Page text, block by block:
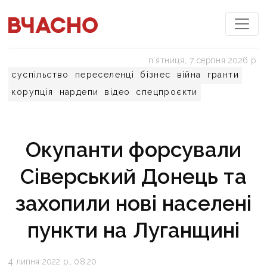
суспільство переселенці бізнес війна
гранти
корупція
нардепи відео спецпроєкти
пʼятниця, 7 серпня 2026 р.
Окупанти форсували
Сіверський Донець та
захопили нові населені
пункти на Луганщині
4 липня 2022 р., 08:20